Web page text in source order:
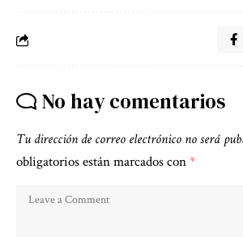
No hay comentarios
Tu dirección de correo electrónico no será
obligatorios están marcados con*